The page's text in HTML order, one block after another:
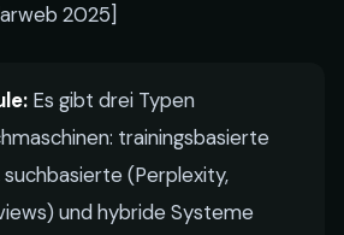
2025]
Es gibt drei Typen
trainingsbasierte
suchbasierte (Perplexity,
und hybride Systeme